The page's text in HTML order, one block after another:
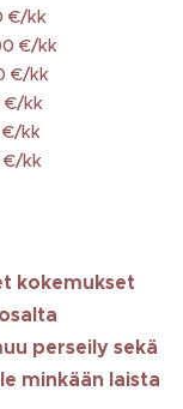
€/kk
€/kk
€/kk
€/kk
€/kk
€/kk
kokemukset
perseily sekä
minkään laista